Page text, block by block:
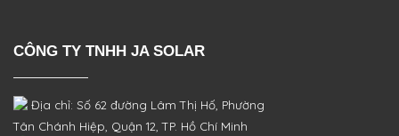
CÔNG TY TNHH JA SOLAR
Địa chỉ: Số 62 đường Lâm Thị Hố, Phường
Tân Chánh Hiệp, Quận 12, TP. Hồ Chí Minh